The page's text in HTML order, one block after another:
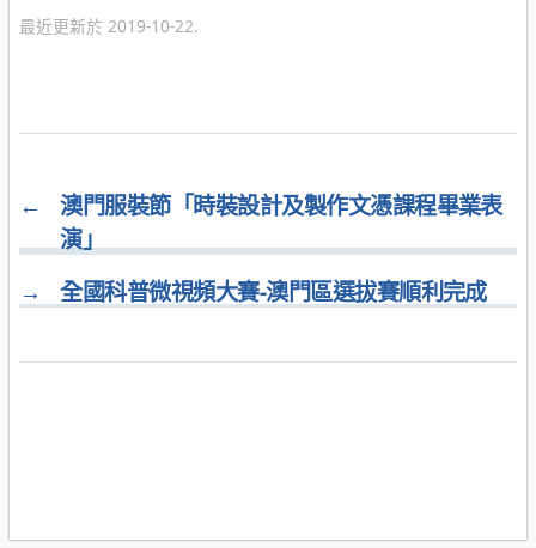
最近更新於 2019-10-22.
←
澳門服裝節「時裝設計及製作文憑課程畢業表
演」
→
全國科普微視頻大賽-澳門區選拔賽順利完成